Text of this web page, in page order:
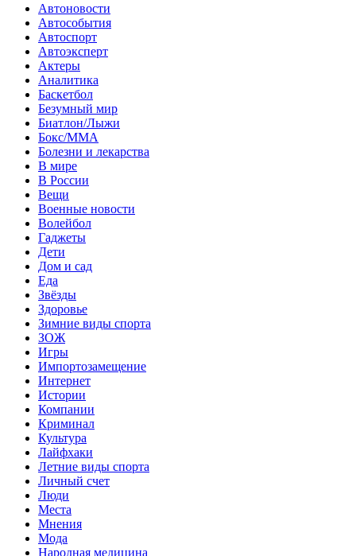
Автоновости
Автособытия
Автоспорт
Автоэксперт
Актеры
Аналитика
Баскетбол
Безумный мир
Биатлон/Лыжи
Бокс/MMA
Болезни и лекарства
В мире
В России
Вещи
Военные новости
Волейбол
Гаджеты
Дети
Дом и сад
Еда
Звёзды
Здоровье
Зимние виды спорта
ЗОЖ
Игры
Импортозамещение
Интернет
Истории
Компании
Криминал
Культура
Лайфхаки
Летние виды спорта
Личный счет
Люди
Места
Мнения
Мода
Народная медицина